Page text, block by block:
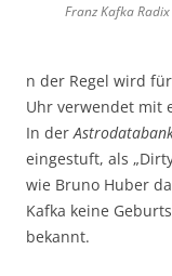
Franz Kafka
n der Regel wird für
Uhr verwendet mit
In der
eingestuft, als
wie Bruno Huber
Kafka keine
bekannt.